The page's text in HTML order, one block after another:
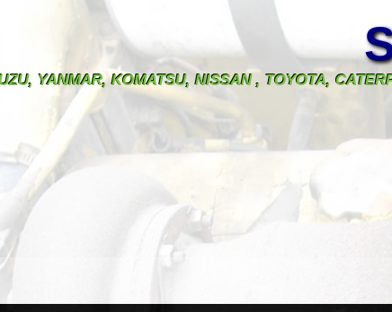
YANMAR, KOMATSU, NISSAN , TOYOTA,